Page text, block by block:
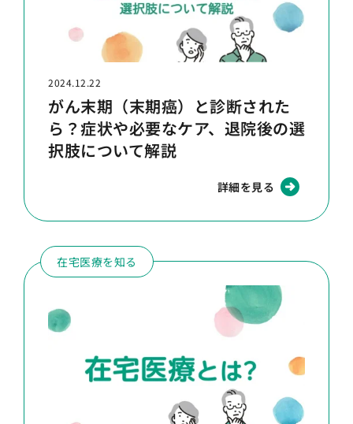
2024.12.22
がん末期（末期癌）と診断された
ら？症状や必要なケア、退院後の選
択肢について解説
詳細を見る
在宅医療を知る